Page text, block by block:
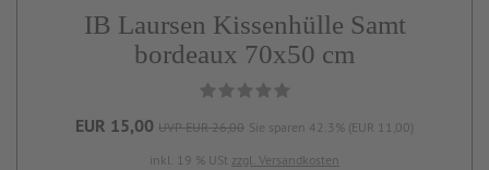
IB Laursen Kissenhülle Samt
bordeaux 70x50 cm
EUR 15,00 UVP EUR 26,00 Sie sparen 42.3% (EUR 11,00)
inkl. 19 % USt zzgl. Versandkosten